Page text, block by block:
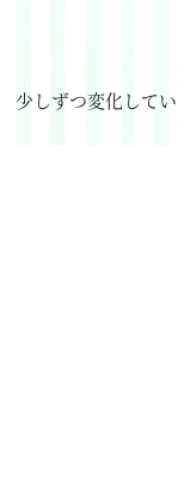
少しずつ変化してい